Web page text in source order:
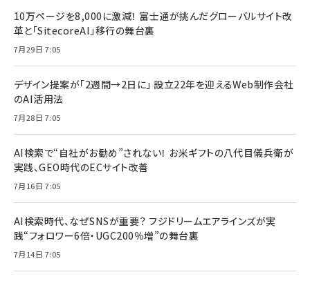
10万ページを8,000に激減！ 富士通が挑んだグローバルサイト改
革と「SitecoreAI」移行の舞台裏
7月29日 7:05
デザイン提案が「2週間→2日に」 設立22年を迎えるWeb制作会社
のAI活用法
7月28日 7:05
AI検索で“自社がお勧め”されない！ お米ギフトの八代目儀兵衛が
実践、GEO時代のECサイト改善
7月16日 7:05
AI検索時代、なぜSNSが重要？ フジドリームエアラインズが実
践“フォロワー6倍・UGC200％増”の舞台裏
7月14日 7:05